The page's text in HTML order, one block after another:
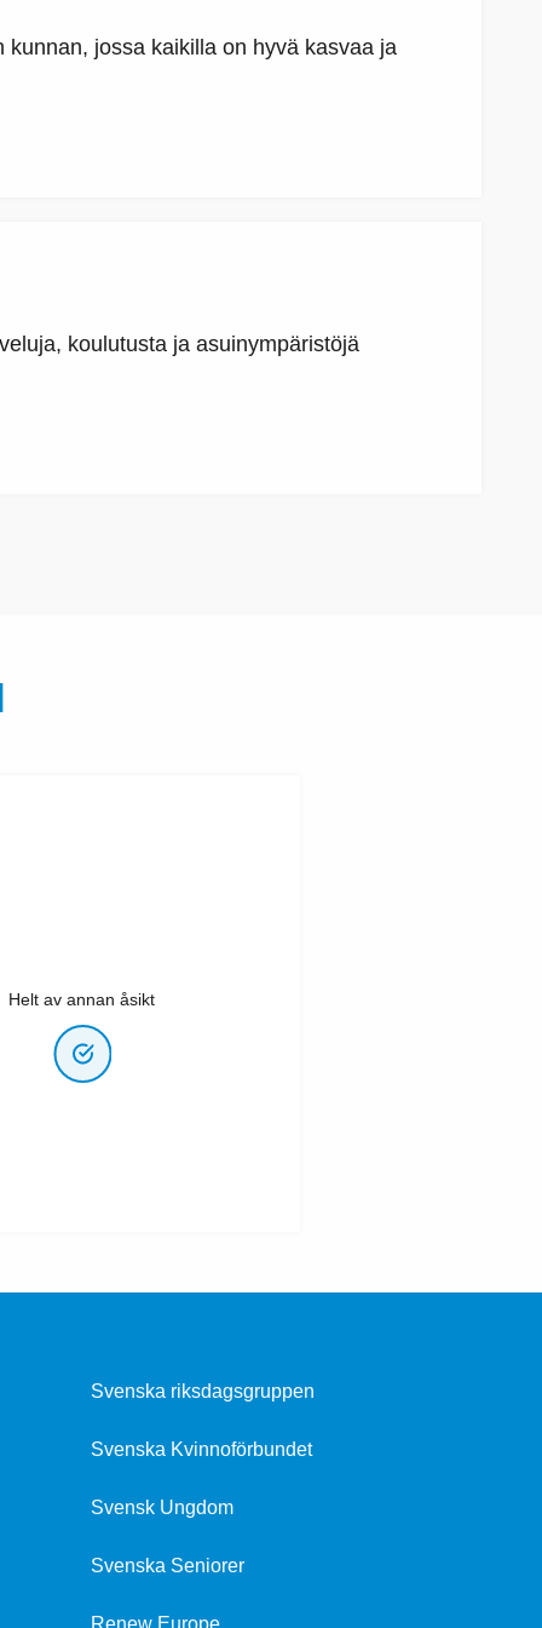
jossa kaikilla on hyvä kasvaa ja
koulutusta ja asuinympäristöjä
Helt av annan åsikt
Svenska riksdagsgruppen
Svenska Kvinnoförbundet
Svensk Ungdom
Svenska Seniorer
Renew Europe